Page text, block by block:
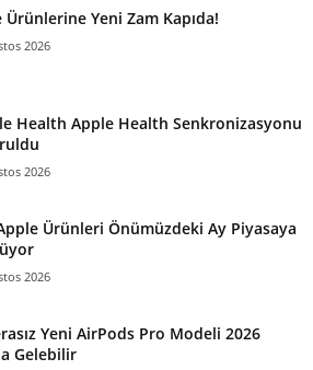
Ürünlerine Yeni Zam Kapıda!
2026
Health Apple Health Senkronizasyonu
2026
Ürünleri Önümüzdeki Ay Piyasaya
2026
Yeni AirPods Pro Modeli 2026
Gelebilir